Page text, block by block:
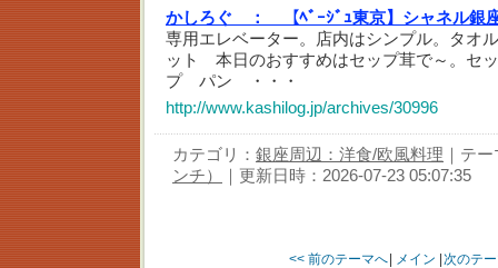
かしろぐ ：
【ﾍﾞｰｼﾞｭ東京】シャネル
専用エレベーター。店内はシンプル。タオ
ット 本日のおすすめはセップ茸で～。セ
プ パン ・・・
http://www.kashilog.jp/archives/30996
カテゴリ： 銀座周辺：洋食/欧風料理 ｜テ
ンチ）
｜更新日時：2026-07-23 05:07:35
<< 前のテーマへ メイン 次のテ